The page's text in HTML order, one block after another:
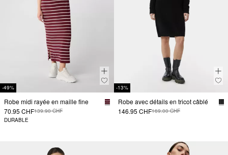
-49%
Robe midi rayée en maille fine
70.95 CHF139.90 CHF
DURABLE
-13%
Robe avec détails en tricot câblé
146.95 CHF169.00 CHF